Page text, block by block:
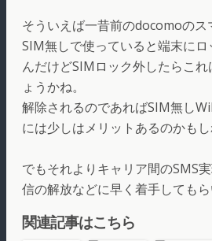
そういえば一昔前のdocomoのス
SIM無しで使っていると端末に
んだけどSIMロック外したらこ
ょうかね。
解除されるのであればSIM無し
には少しはメリットあるのかも
でもそれよりキャリア間のSMS
信の解放などに早く着手してもら
関連記事はこちら